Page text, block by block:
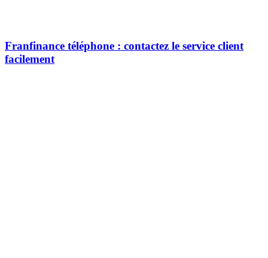
Franfinance téléphone : contactez le service client
facilement